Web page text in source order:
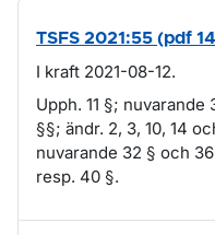
TSFS 2021:55 (pdf
I kraft 2021-08-12.
Upph. 11 §;
§§; ändr. 2, 3, 10, 14
nuvarande 32 § och
resp. 40 §.